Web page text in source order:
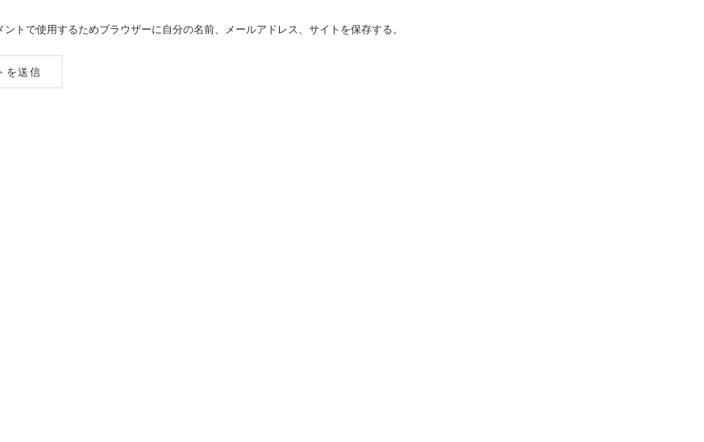
ントで使用するためブラウザーに自分の名前、メールアドレス、サイトを保存する。